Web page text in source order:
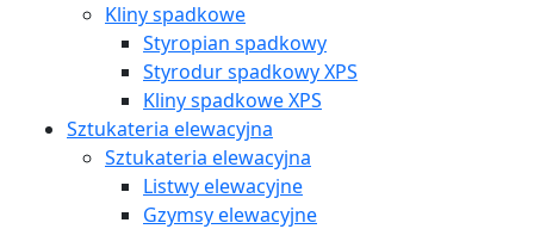
Kliny spadkowe
Styropian spadkowy
Styrodur spadkowy XPS
Kliny spadkowe XPS
Sztukateria elewacyjna
Sztukateria elewacyjna
Listwy elewacyjne
Gzymsy elewacyjne